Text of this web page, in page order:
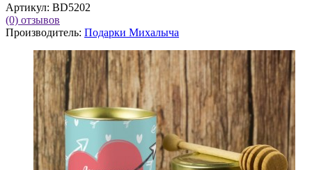
Артикул: BD5202
(0) отзывов
Производитель: Подарки Михалыча